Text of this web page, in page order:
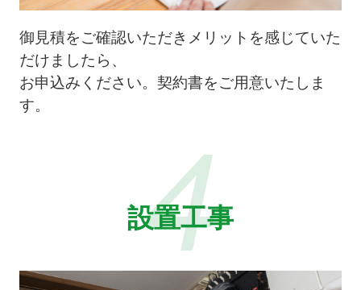
御見積をご確認いただきメリットを感じていた
だけましたら、
お申込みください。契約書をご用意いたしま
す。
4
設置工事